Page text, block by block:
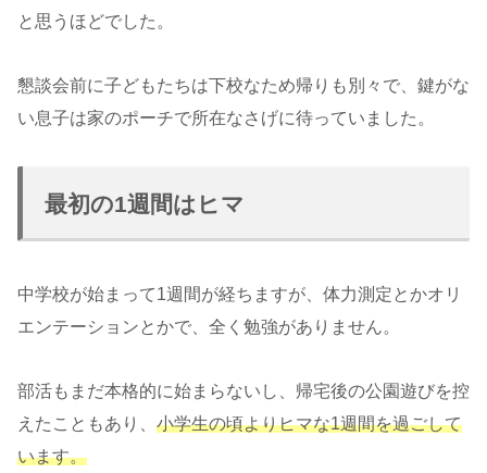
と思うほどでした。
懇談会前に子どもたちは下校なため帰りも別々で、鍵がな
い息子は家のポーチで所在なさげに待っていました。
最初の1週間はヒマ
中学校が始まって1週間が経ちますが、体力測定とかオリ
エンテーションとかで、全く勉強がありません。
部活もまだ本格的に始まらないし、帰宅後の公園遊びを控
えたこともあり、 小学生の頃よりヒマな1週間を過ごして
います。